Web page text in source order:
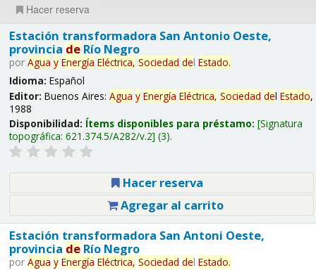
Hacer reserva
Estación transformadora San Antonio Oeste,
provincia deRío Negro
por Agua y Energía Eléctrica, Sociedad del Estado.
Idioma: Español
Editor: Buenos Aires: Agua y Energía Eléctrica, Sociedad del Estado,
1988
Disponibilidad: Ítems disponibles para préstamo: Signatura
topográfica: 621.374.5/A282/v.2 (3).
Hacer reserva
Agregar al carrito
Estación transformadora San Antoni Oeste,
provincia deRío Negro
por Agua y Energía Eléctrica, Sociedad del Estado.